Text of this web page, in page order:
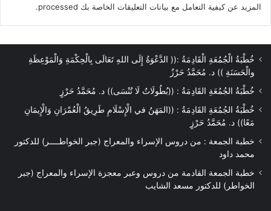
المزيد عن كيفية التعامل مع بيانات التعليقات الخاصة بك processed
.
خُطْبَةُ الْجُمُعَةِ الْقَادِمَةُ :(( الدَّعْوَةُ إِلَى اللهِ تَعَالَى بِالْحِكْمَةِ وَالْمَوْعِظَةِ
والْحَسَنَةِ )) د. مُحَمَّدُ حَرْزٌ
خُطْبَةُ الجُمُعَةِ القَادِمَةُ : ((بُطُولَاتٌ لَا تُنْسَى)) د. مُحَمَّدُ حَرْزٍ
خُطْبَةُ الجُمُعَةِ القَادِمَةُ : ((المَهَنُ في الْإِسْلَامِ طَرِيقُ الْعُمْرَانِ وَالْإِيمَانِ
مَعًا)) د. مُحَمَّدُ حَرْزٍ
خطبة الجمعة : من دروس الإسراء والمعراج (جبر الخواطــــر) للدكتور
محمد داود
خطبة الجمعة القادمة من دروس وعبر معجزة الإسراء والمعراج (جبر
الخواطر) للدكتور مسعد الشايب